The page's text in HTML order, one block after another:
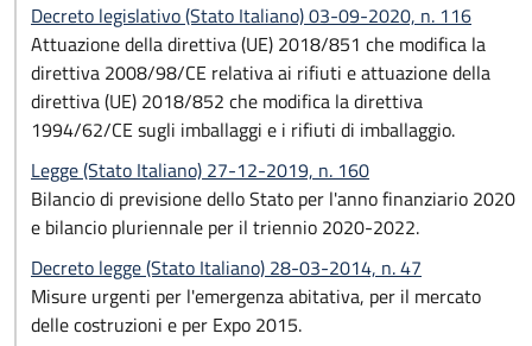
Decreto legislativo (Stato Italiano) 03-09-2020, n. 116
Attuazione della direttiva (UE) 2018/851 che modifica la
direttiva 2008/98/CE relativa ai rifiuti e attuazione della
direttiva (UE) 2018/852 che modifica la direttiva
1994/62/CE sugli imballaggi e i rifiuti di imballaggio.
Legge (Stato Italiano) 27-12-2019, n. 160
Bilancio di previsione dello Stato per l'anno finanziario 2020
e bilancio pluriennale per il triennio 2020-2022.
Decreto legge (Stato Italiano) 28-03-2014, n. 47
Misure urgenti per l'emergenza abitativa, per il mercato
delle costruzioni e per Expo 2015.